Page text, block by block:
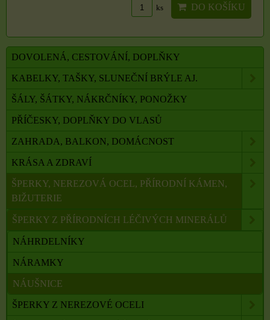
ks DO KOŠÍKU
DOVOLENÁ, CESTOVÁNÍ, DOPLŇKY
KABELKY, TAŠKY, SLUNEČNÍ BRÝLE AJ.
ŠÁLY, ŠÁTKY, NÁKRČNÍKY, PONOŽKY
PŘÍČESKY, DOPLŇKY DO VLASŮ
ZAHRADA, BALKON, DOMÁCNOST
KRÁSA A ZDRAVÍ
ŠPERKY, NEREZOVÁ OCEL, PŘÍRODNÍ KÁMEN,
BIŽUTERIE
ŠPERKY Z PŘÍRODNÍCH LÉČIVÝCH MINERÁLŮ
NÁHRDELNÍKY
NÁRAMKY
NÁUŠNICE
ŠPERKY Z NEREZOVÉ OCELI